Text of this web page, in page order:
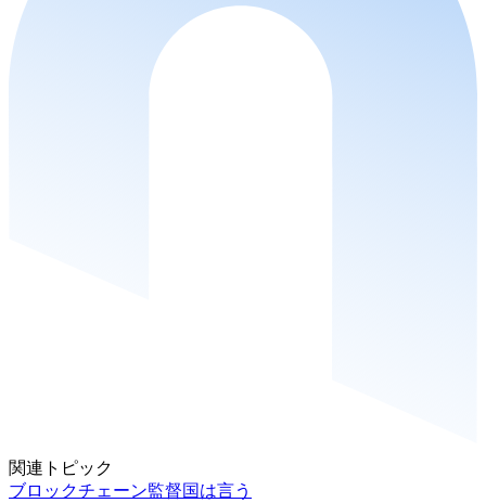
関連トピック
ブロックチェーン監督国は言う